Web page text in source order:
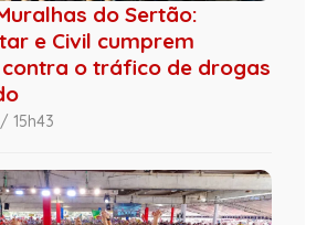
do Sertão:
e Civil cumprem
o tráfico de drogas
15h43